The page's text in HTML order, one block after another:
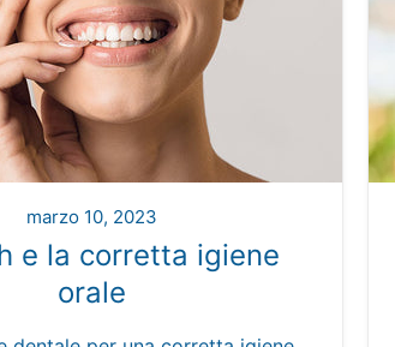
marzo 10, 2023
e la corretta igiene
orale